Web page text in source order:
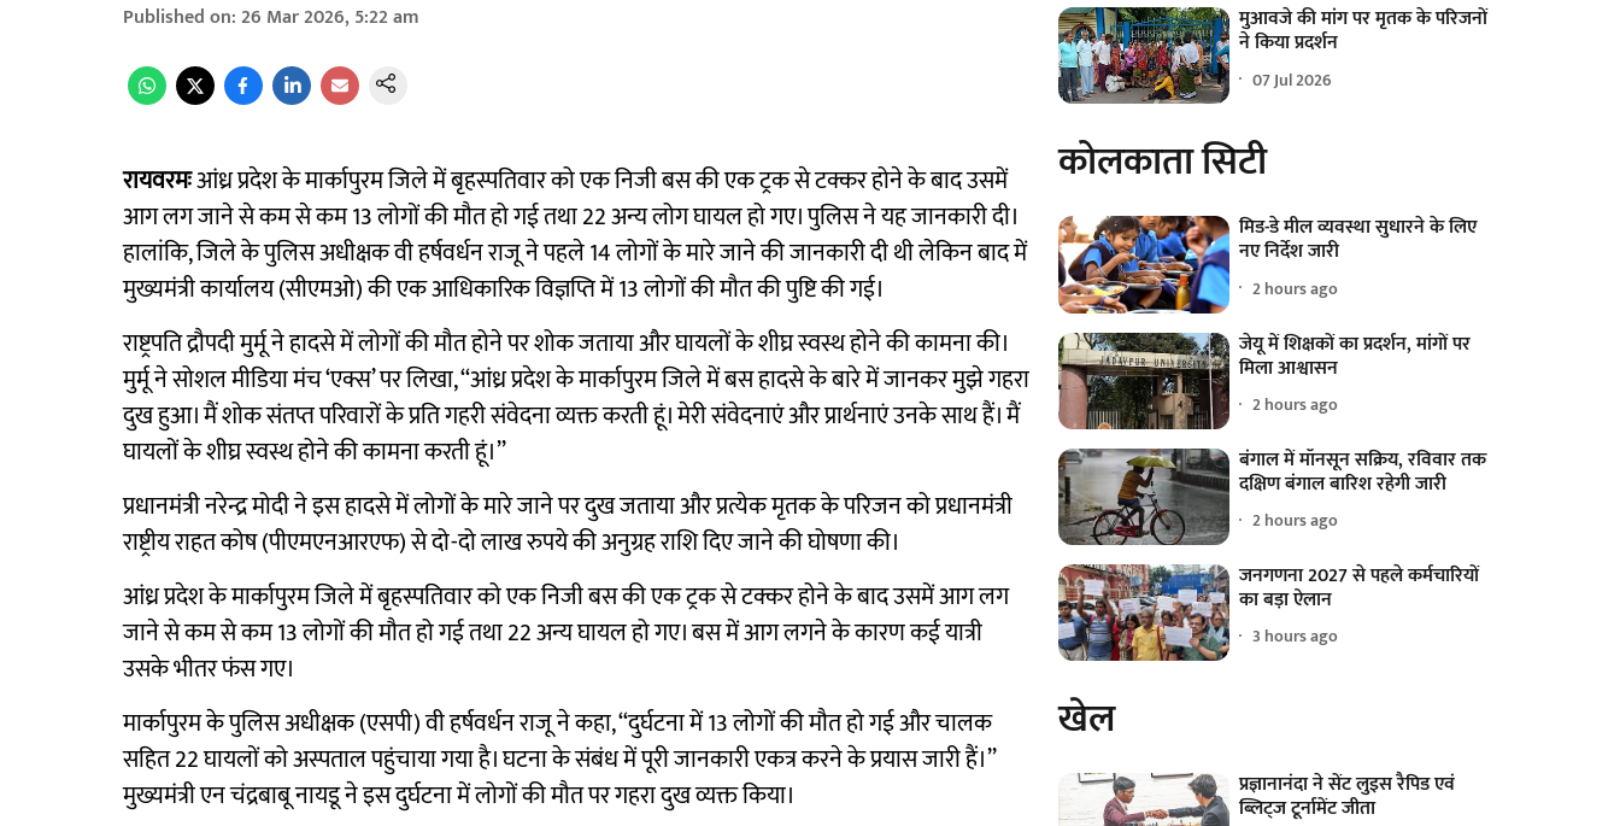
Published on:26 Mar 2026, 5:22 am
रायवरमःआंध्र प्रदेश के मार्कापुरम जिले में बृहस्पतिवार को एक निजी बस की एक ट्रक से टक्कर होने के बाद उसमें
आग लग जाने से कम से कम 13 लोगों की मौत हो गई तथा 22 अन्य लोग घायल हो गए। पुलिस ने यह जानकारी दी।
हालांकि, जिले के पुलिस अधीक्षक वी हर्षवर्धन राजू ने पहले 14 लोगों के मारे जाने की जानकारी दी थी लेकिन बाद में
मुख्यमंत्री कार्यालय (सीएमओ) की एक आधिकारिक विज्ञप्ति में 13 लोगों की मौत की पुष्टि की गई।
राष्ट्रपति द्रौपदी मुर्मू ने हादसे में लोगों की मौत होने पर शोक जताया और घायलों के शीघ्र स्वस्थ होने की कामना की।
मुर्मू ने सोशल मीडिया मंच ‘एक्स’ पर लिखा, ‘‘आंध्र प्रदेश के मार्कापुरम जिले में बस हादसे के बारे में जानकर मुझे गहरा
दुख हुआ। मैं शोक संतप्त परिवारों के प्रति गहरी संवेदना व्यक्त करती हूं। मेरी संवेदनाएं और प्रार्थनाएं उनके साथ हैं। मैं
घायलों के शीघ्र स्वस्थ होने की कामना करती हूं।’’
प्रधानमंत्री नरेन्द्र मोदी ने इस हादसे में लोगों के मारे जाने पर दुख जताया और प्रत्येक मृतक के परिजन को प्रधानमंत्री
राष्ट्रीय राहत कोष (पीएमएनआरएफ) से दो-दो लाख रुपये की अनुग्रह राशि दिए जाने की घोषणा की।
आंध्र प्रदेश के मार्कापुरम जिले में बृहस्पतिवार को एक निजी बस की एक ट्रक से टक्कर होने के बाद उसमें आग लग
जाने से कम से कम 13 लोगों की मौत हो गई तथा 22 अन्य घायल हो गए। बस में आग लगने के कारण कई यात्री
उसके भीतर फंस गए।
मार्कापुरम के पुलिस अधीक्षक (एसपी) वी हर्षवर्धन राजू ने कहा, ‘‘दुर्घटना में 13 लोगों की मौत हो गई और चालक
सहित 22 घायलों को अस्पताल पहुंचाया गया है। घटना के संबंध में पूरी जानकारी एकत्र करने के प्रयास जारी हैं।’’
मुख्यमंत्री एन चंद्रबाबू नायडू ने इस दुर्घटना में लोगों की मौत पर गहरा दुख व्यक्त किया।
मुआवजे की मांग पर मृतक के परिजनों
ने किया प्रदर्शन
07 Jul 2026
कोलकाता सिटी
मिड-डे मील व्यवस्था सुधारने के लिए
नए निर्देश जारी
2 hours ago
जेयू में शिक्षकों का प्रदर्शन, मांगों पर
मिला आश्वासन
2 hours ago
बंगाल में मॉनसून सक्रिय, रविवार तक
दक्षिण बंगाल बारिश रहेगी जारी
2 hours ago
जनगणना 2027 से पहले कर्मचारियों
का बड़ा ऐलान
3 hours ago
खेल
प्रज्ञानानंदा ने सेंट लुइस रैपिड एवं
ब्लिट्ज टूर्नामेंट जीता